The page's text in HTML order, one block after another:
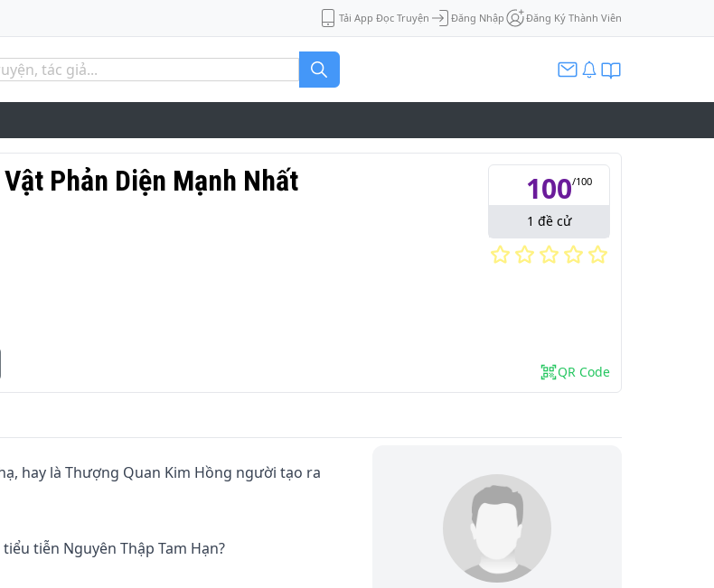
Tải App Đọc Truyện Đăng Nhập Đăng Ký Thành Viên
Phản Diện Mạnh Nhất 100/100
1 đề cử
QR Code
hay là Thượng Quan Kim Hồng người tạo ra
tiễn Nguyên Thập Tam Hạn?